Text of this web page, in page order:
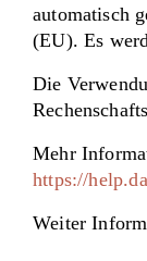
automatisch
(EU). Es
Die
Mehr
https://
Weiter